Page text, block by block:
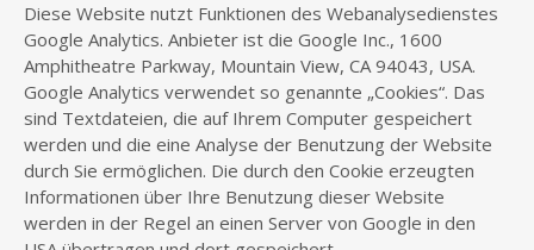
Diese Website nutzt Funktionen des Webanalysedienstes
Google Analytics. Anbieter ist die Google Inc., 1600
Amphitheatre Parkway, Mountain View, CA 94043, USA.
Google Analytics verwendet so genannte „Cookies“. Das
sind Textdateien, die auf Ihrem Computer gespeichert
werden und die eine Analyse der Benutzung der Website
durch Sie ermöglichen. Die durch den Cookie erzeugten
Informationen über Ihre Benutzung dieser Website
werden in der Regel an einen Server von Google in den